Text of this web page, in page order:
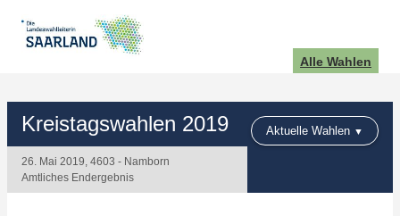
Alle Wahlen
Kreistagswahlen 2019
26. Mai 2019, 4603 - Namborn
Amtliches Endergebnis
Aktuelle Wahlen